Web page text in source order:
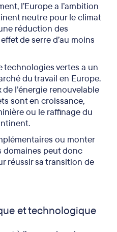
l’Europe a l’ambition
neutre pour le climat
réduction des
de serre d’au moins
technologies vertes a un
du travail en Europe.
l’énergie renouvelable
sont en croissance,
ou le raffinage du
ou monter
domaines peut donc
réussir sa transition de
et technologique